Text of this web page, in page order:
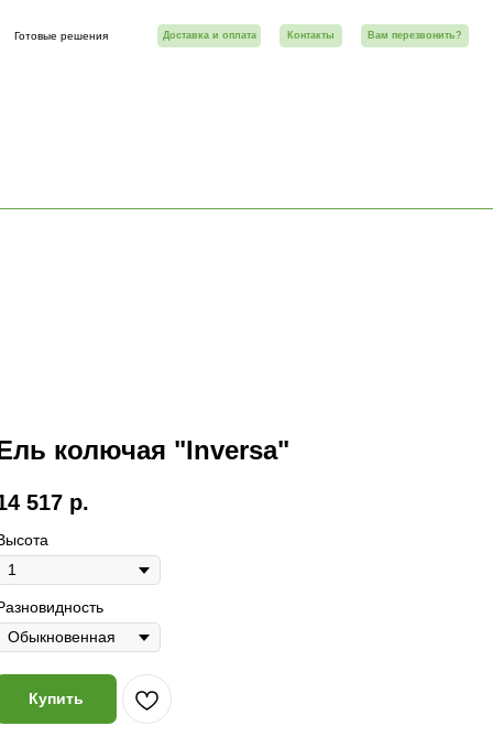
Контакты Вам перезвонить?
колючая "Inversa"
517 р.
Купить